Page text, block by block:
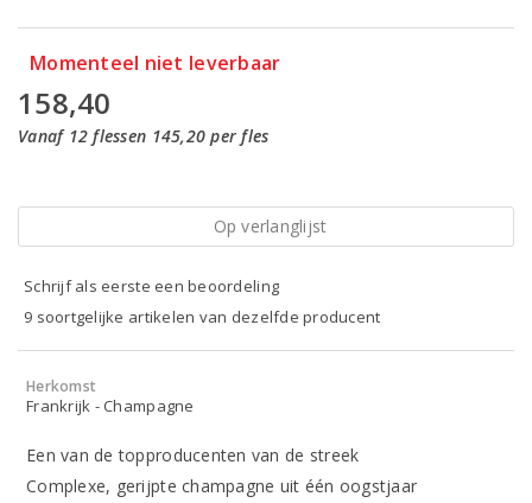
Momenteel niet leverbaar
158,40
Vanaf 12 flessen 145,20 per fles
Op verlanglijst
Schrijf als eerste een beoordeling
9 soortgelijke artikelen van dezelfde producent
Herkomst
Frankrijk - Champagne
Een van de topproducenten van de streek
Complexe, gerijpte champagne uit één oogstjaar